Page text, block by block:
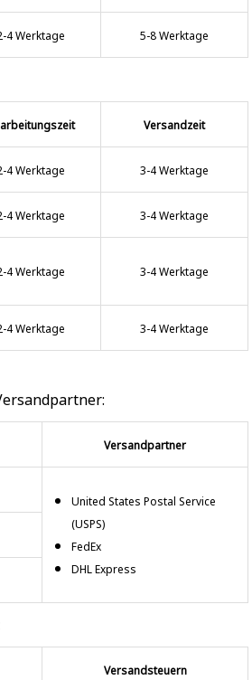
4 Werktage 5-8 Werktage
Versandzeit
4 Werktage 3-4 Werktage
4 Werktage 3-4 Werktage
4 Werktage 3-4 Werktage
4 Werktage 3-4 Werktage
Versandpartner
United States Postal Service
(USPS)
FedEx
DHL Express
Versandsteuern